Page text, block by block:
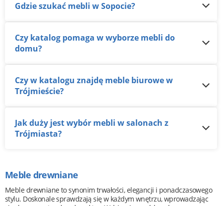
Gdzie szukać mebli w Sopocie?
Czy katalog pomaga w wyborze mebli do
domu?
Czy w katalogu znajdę meble biurowe w
Trójmieście?
Jak duży jest wybór mebli w salonach z
Trójmiasta?
Meble drewniane
Meble drewniane to synonim trwałości, elegancji i ponadczasowego
stylu. Doskonale sprawdzają się w każdym wnętrzu, wprowadzając